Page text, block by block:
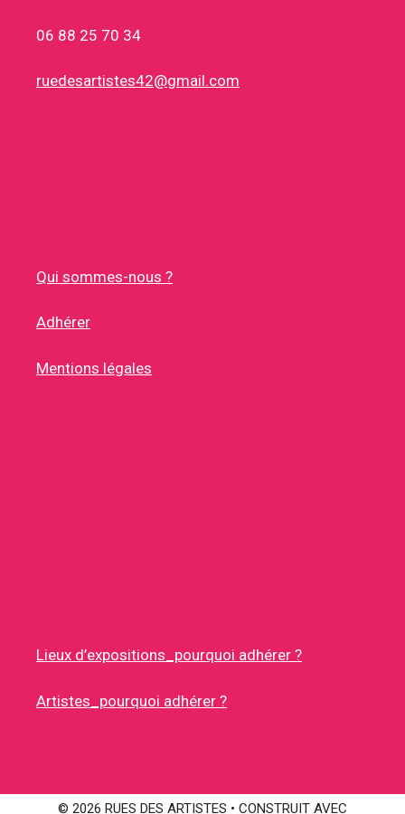
06 88 25 70 34
ruedesartistes42@gmail.com
Qui sommes-nous ?
Adhérer
Mentions légales
Lieux d’expositions_pourquoi adhérer ?
Artistes_pourquoi adhérer ?
© 2026 RUES DES ARTISTES • CONSTRUIT AVEC